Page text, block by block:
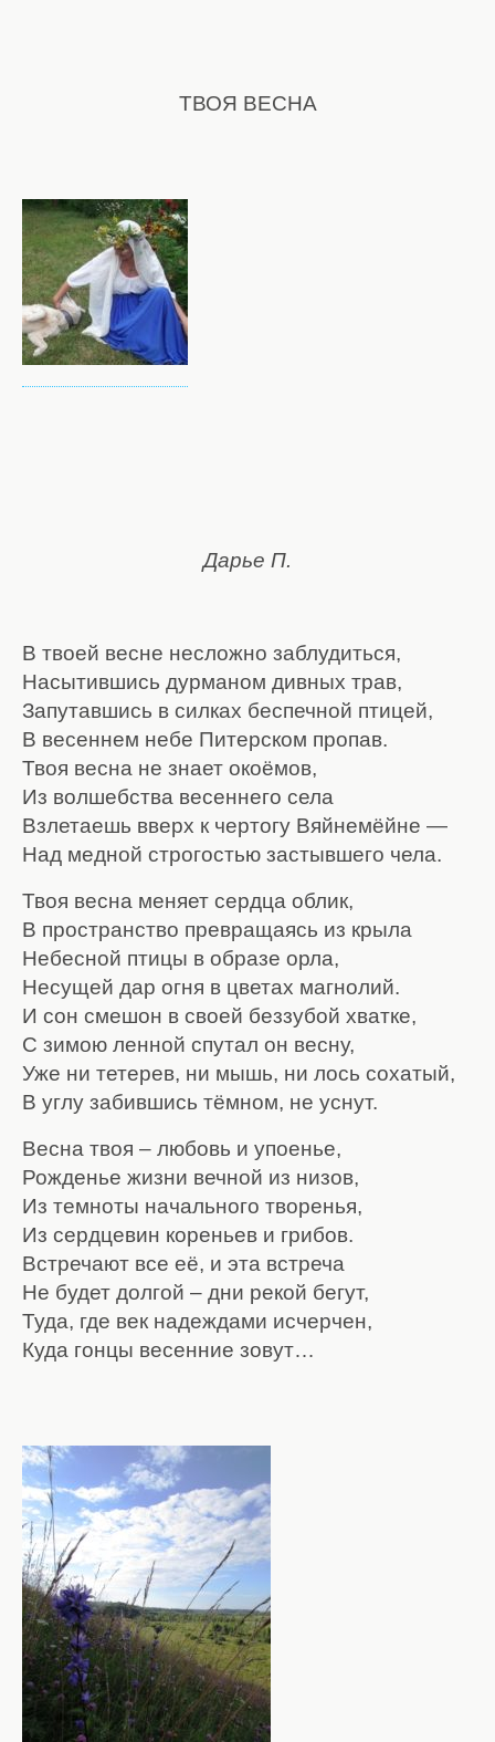
ТВОЯ ВЕСНА
Дарье П.
В твоей весне несложно заблудиться,
Насытившись дурманом дивных трав,
Запутавшись в силках беспечной птицей,
В весеннем небе Питерском пропав.
Твоя весна не знает окоёмов,
Из волшебства весеннего села
Взлетаешь вверх к чертогу Вяйнемёйне —
Над медной строгостью застывшего чела.
Твоя весна меняет сердца облик,
В пространство превращаясь из крыла
Небесной птицы в образе орла,
Несущей дар огня в цветах магнолий.
И сон смешон в своей беззубой хватке,
С зимою ленной спутал он весну,
Уже ни тетерев, ни мышь, ни лось сохатый,
В углу забившись тёмном, не уснут.
Весна твоя – любовь и упоенье,
Рожденье жизни вечной из низов,
Из темноты начального творенья,
Из сердцевин кореньев и грибов.
Встречают все её, и эта встреча
Не будет долгой – дни рекой бегут,
Туда, где век надеждами исчерчен,
Куда гонцы весенние зовут…